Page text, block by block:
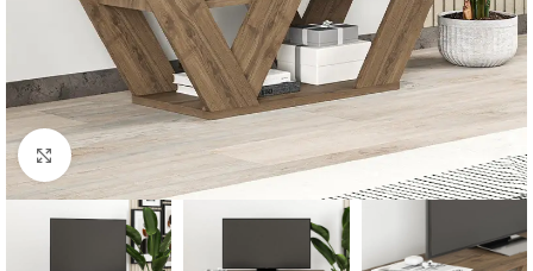
Κάντε κλικ για μεγέθυνση